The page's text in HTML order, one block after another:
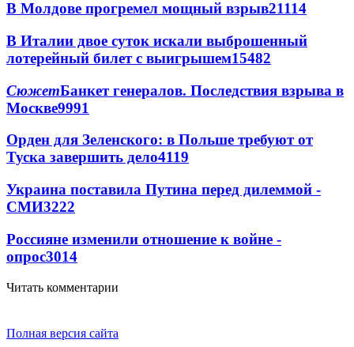
В Молдове прогремел мощный взрыв21114
В Италии двое суток искали выброшенный
лотерейный билет с выигрышем15482
СюжетБанкет генералов. Последствия взрыва в
Москве9991
Орден для Зеленского: в Польше требуют от
Туска завершить дело4119
Украина поставила Путина перед дилеммой -
СМИ3222
Россияне изменили отношение к войне -
опрос3014
Читать комментарии
Полная версия сайта